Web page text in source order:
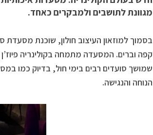
מגוונת לתושבים ולמבקרים כאחד.
בסמוך למוזאון העיצוב חולון, שוכנת
קפה וברים. המסעדה מתמחה בקולינריה
שמושך סועדים רבים בימי חול, בדיוק כמו
הנוחה והנגישה.